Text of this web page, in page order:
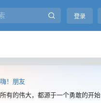
登录
嗨！朋友
所有的伟大，都源于一个勇敢的开始